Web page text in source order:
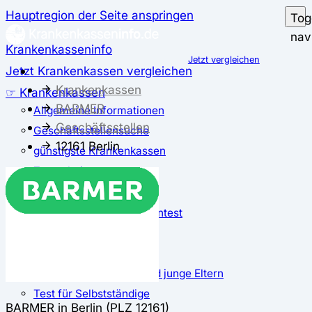
Hauptregion der Seite anspringen
Krankenkasseninfo
Jetzt Krankenkassen vergleichen
☞ Krankenkassen
Allgemeine Informationen
Geschäftsstellensuche
günstigste Krankenkassen
Zusatzbeitrag
✅ Krankenkassen Test
Der große Krankenkassentest
Test für Schwangere und junge Eltern
Test für Selbstständige
Jetzt vergleichen
Krankenkassen
BARMER
Geschäftsstellen
12161 Berlin
BARMER in Berlin (PLZ 12161)